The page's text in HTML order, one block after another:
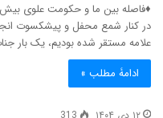
♦فاصله بین ما و حکومت علوی
در کنار شمع محفل و پیشکسوت
علامه مستقر شده بودیم، یک بار
ادامۀ مطلب »